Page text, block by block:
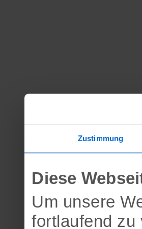
Zustimmung
Diese
Um unsere
fortlaufend zu